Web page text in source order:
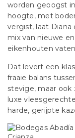
worden geoogst
hoogte, met
vergist, laat Diana
mix van nieuwe
eikenhouten
Dat levert een
fraaie balans
stevige, maar ook
luxe
harde, gerijpte